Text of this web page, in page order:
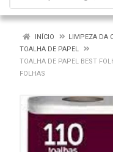
INÍCIO
LIMPEZA DA
TOALHA DE PAPEL
TOALHA DE PAPEL BEST
FOLHAS